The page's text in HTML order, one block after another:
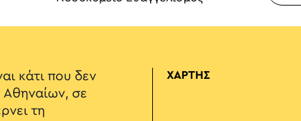
κάτι που δεν
Αθηναίων, σε
τη
ΧΑΡΤΗΣ